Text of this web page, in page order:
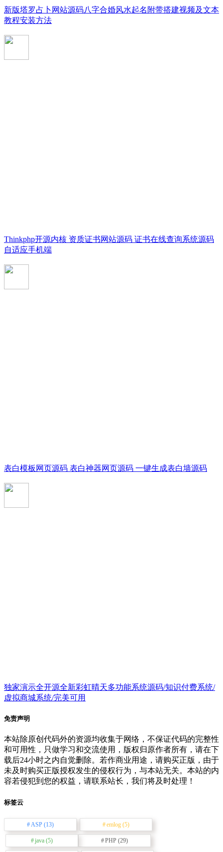
新版塔罗占卜网站源码八字合婚风水起名附带搭建视频及文本
教程安装方法
Thinkphp开源内核 资质证书网站源码 证书在线查询系统源码
自适应手机端
表白模板网页源码 表白神器网页源码 一键生成表白墙源码
独家演示全开源全新彩虹晴天多功能系统源码/知识付费系统/
虚拟商城系统/完美可用
免责声明
本站除原创代码外的资源均收集于网络，不保证代码的完整性
和可用性，只做学习和交流使用，版权归原作者所有，请在下
载后24小时之内自觉删除。若作商业用途，请购买正版，由于
未及时购买正版授权发生的侵权行为，与本站无关。本站的内
容若侵犯到您的权益，请联系站长，我们将及时处理！
标签云
ASP(13) emlog(5)
java(5) PHP(29)